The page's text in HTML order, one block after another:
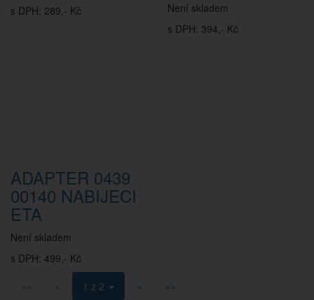
s DPH: 289,- Kč
Není skladem
s DPH: 394,- Kč
ADAPTER 0439
00140 NABIJECI
ETA
Není skladem
s DPH: 499,- Kč
««
« 1 z 2 » »»